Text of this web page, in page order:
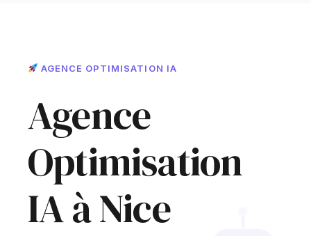
AGENCE OPTIMISATION IA
Agence
Optimisation
IA à Nice